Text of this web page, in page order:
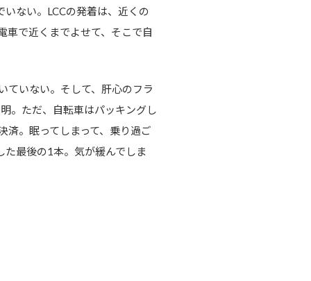
ない。LCCの発着は、近くの
車で近くまでよせて、そこで自
ていない。そして、肝心のフラ
。ただ、自転車はパッキングし
済。眠ってしまって、乗り過ご
最後の1本。気が緩んでしま